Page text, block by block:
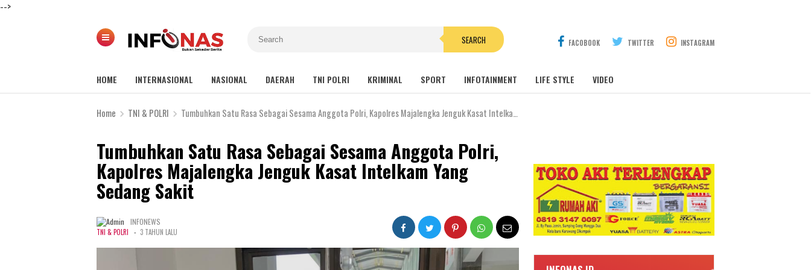
-->
SEARCH FACOBOOK TWITTER INSTAGRAM
HOME INTERNASIONAL NASIONAL DAERAH TNI POLRI KRIMINAL SPORT INFOTAINMENT LIFE STYLE VIDEO
Home TNI & POLRI Tumbuhkan Satu Rasa Sebagai Sesama Anggota Polri, Kapolres Majalengka Jenguk Kasat Intelkam Yang Sedang Sakit
Tumbuhkan Satu Rasa Sebagai Sesama Anggota Polri,
Kapolres Majalengka Jenguk Kasat Intelkam Yang
Sedang Sakit
INFONEWS
TNI & POLRI - 3 TAHUN LALU